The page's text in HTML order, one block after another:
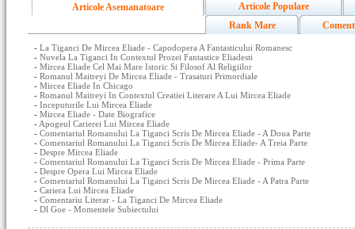
Articole Asemanatoare
Articole Populare
Rank Mare
- La Tiganci De Mircea Eliade - Capodopera A Fantasticului Romanesc
- Nuvela La Tiganci In Contextul Prozei Fantastice Eliadesti
- Mircea Eliade Cel Mai Mare Istoric Si Filosof Al Religiilor
- Romanul Maitreyi De Mircea Eliade - Trasaturi Primordiale
- Mircea Eliade In Chicago
- Romanul Maitreyi In Contextul Creatiei Literare A Lui Mircea Eliade
- Inceputurile Lui Mircea Eliade
- Mircea Eliade - Date Biografice
- Apogeul Carierei Lui Mircea Eliade
- Comentariul Romanului La Tiganci Scris De Mircea Eliade - A Doua Parte
- Comentariul Romanului La Tiganci Scris De Mircea Eliade- A Treia Parte
- Despre Mircea Eliade
- Comentariul Romanului La Tiganci Scris De Mircea Eliade - Prima Parte
- Despre Opera Lui Mircea Eliade
- Comentariul Romanului La Tiganci Scris De Mircea Eliade - A Patra Parte
- Cariera Lui Mircea Eliade
- Comentariu Literar - La Tiganci De Mircea Eliade
- Dl Goe - Momentele Subiectului